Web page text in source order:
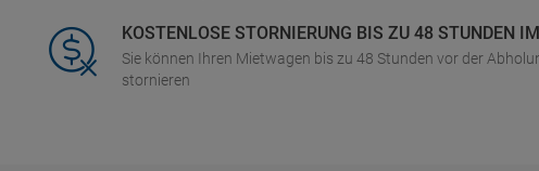
KOSTENLOSE STORNIERUNG BIS ZU 48 STUNDEN
Sie können Ihren Mietwagen bis zu 48 Stunden vor der
stornieren